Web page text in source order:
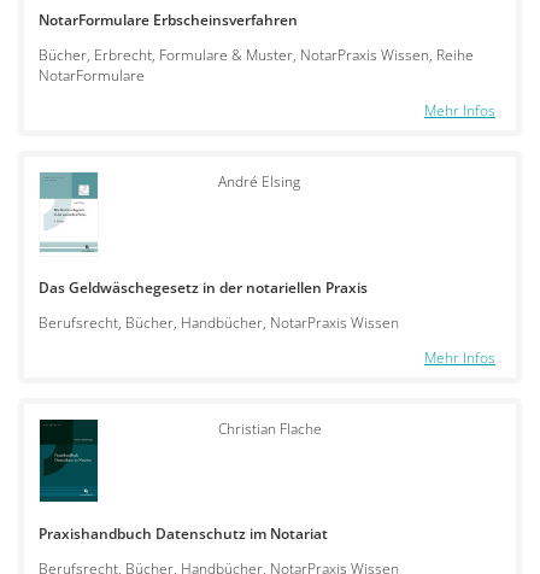
NotarFormulare Erbscheinsverfahren
Bücher, Erbrecht, Formulare & Muster, NotarPraxis Wissen, Reihe
NotarFormulare
Mehr Infos
André Elsing
Das Geldwäschegesetz in der notariellen Praxis
Berufsrecht, Bücher, Handbücher, NotarPraxis Wissen
Mehr Infos
Christian Flache
Praxishandbuch Datenschutz im Notariat
Berufsrecht, Bücher, Handbücher, NotarPraxis Wissen